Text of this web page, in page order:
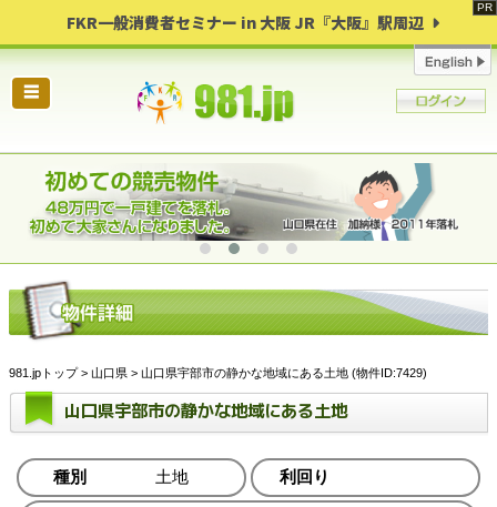
FKR一般消費者セミナー in 大阪 JR『大阪』駅周辺
☰
981.jpトップ> 山口県 > 山口県宇部市の静かな地域にある土地 (物件ID:7429)
山口県宇部市の静かな地域にある土地
種別 土地 利回り